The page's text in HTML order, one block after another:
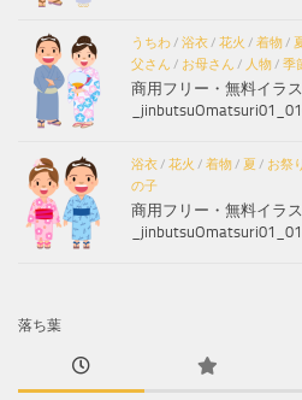
うちわ/ 浴衣/ 花火 / 着物/
父さん / お母さん / 人物/ 季
商用フリー・無料イラ
浴衣/ 花火 / 着物/ 夏 / お祭
の子
商用フリー・無料イラ
落ち葉